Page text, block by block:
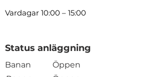
Vardagar 10:00 – 15:00
Status anläggning
Banan
Öppen